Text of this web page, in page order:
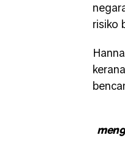
risiko